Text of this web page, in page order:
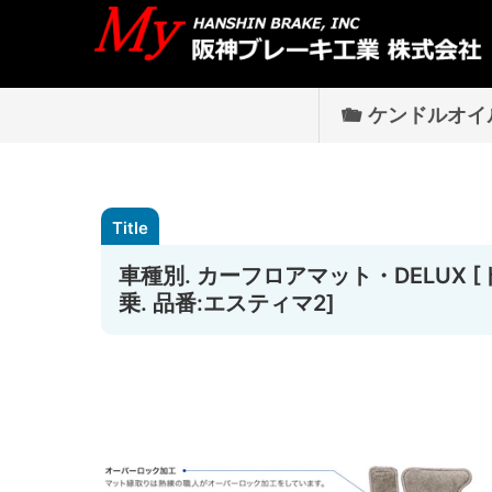
ケンドルオイ
車種別. カーフロアマット・DELUX
乗. 品番:エスティマ2]